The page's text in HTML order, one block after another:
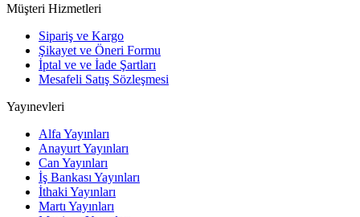
Müşteri Hizmetleri
Sipariş ve Kargo
Şikayet ve Öneri Formu
İptal ve ve İade Şartları
Mesafeli Satış Sözleşmesi
Yayınevleri
Alfa Yayınları
Anayurt Yayınları
Can Yayınları
İş Bankası Yayınları
İthaki Yayınları
Martı Yayınları